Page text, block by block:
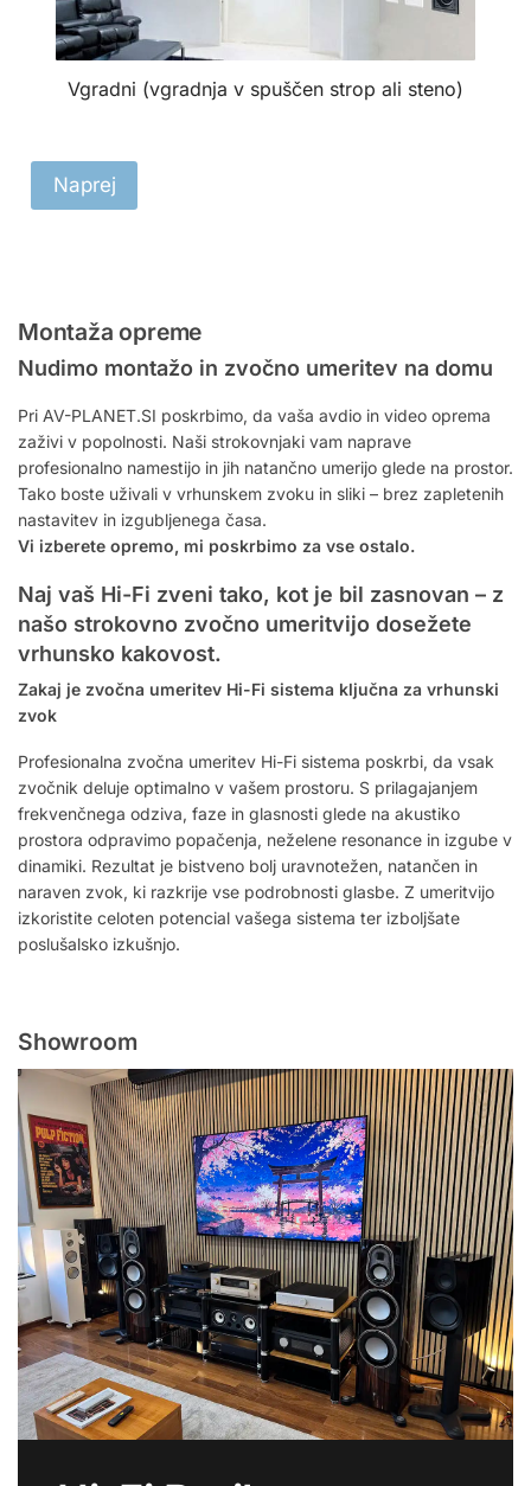
Vgradni (vgradnja v spuščen strop ali steno)
Naprej
Montaža opreme
Nudimo montažo in zvočno umeritev na domu
Pri AV-PLANET.SI poskrbimo, da vaša avdio in video oprema
zaživi v popolnosti. Naši strokovnjaki vam naprave
profesionalno namestijo in jih natančno umerijo glede na prostor.
Tako boste uživali v vrhunskem zvoku in sliki – brez zapletenih
nastavitev in izgubljenega časa.
Vi izberete opremo, mi poskrbimo za vse ostalo.
Naj vaš Hi-Fi zveni tako, kot je bil zasnovan – z
našo strokovno zvočno umeritvijo dosežete
vrhunsko kakovost.
Zakaj je zvočna umeritev Hi-Fi sistema ključna za vrhunski
zvok
Profesionalna zvočna umeritev Hi-Fi sistema poskrbi, da vsak
zvočnik deluje optimalno v vašem prostoru. S prilagajanjem
frekvenčnega odziva, faze in glasnosti glede na akustiko
prostora odpravimo popačenja, neželene resonance in izgube v
dinamiki. Rezultat je bistveno bolj uravnotežen, natančen in
naraven zvok, ki razkrije vse podrobnosti glasbe. Z umeritvijo
izkoristite celoten potencial vašega sistema ter izboljšate
poslušalsko izkušnjo.
Showroom